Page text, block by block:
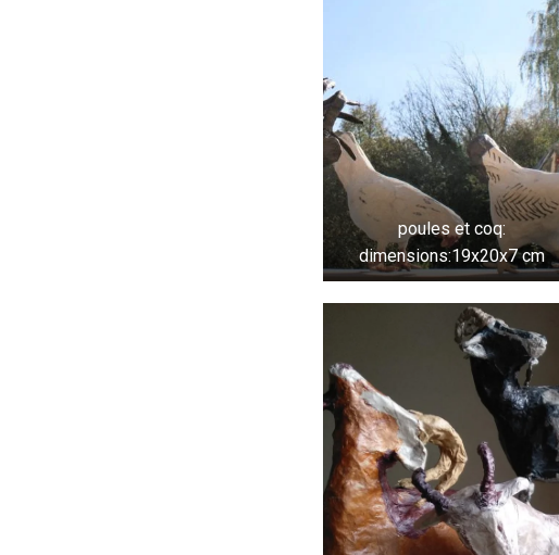
poules et coq:
dimensions:19x20x7 cm